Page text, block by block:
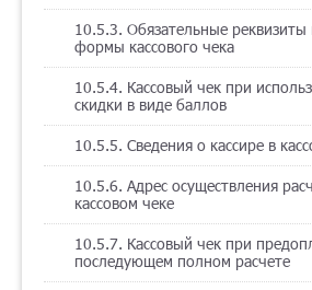
10.5.3. Обязательные реквизиты
формы кассового чека
10.5.4. Кассовый чек при
скидки в виде баллов
10.5.5. Сведения о кассире в
10.5.6. Адрес осуществления
кассовом чеке
10.5.7. Кассовый чек при
последующем полном расчете